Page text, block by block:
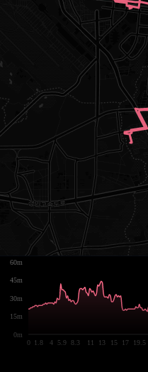
0 1.8 4 5.9 8.3 11 13 15 17 19.5
0m
15m
30m
45m
60m